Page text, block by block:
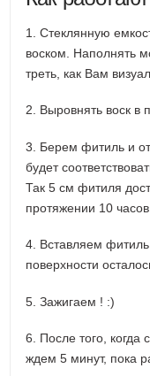
1. Стеклянную
воском. Наполнять
треть, как Вам
2. Выровнять воск в
3. Берем фитиль и
будет
Так 5 см фитиля
протяжении 10 часов.
4. Вставляем фитиль
поверхности
5. Зажигаем ! :)
6. После того,
ждем 5 минут, пока